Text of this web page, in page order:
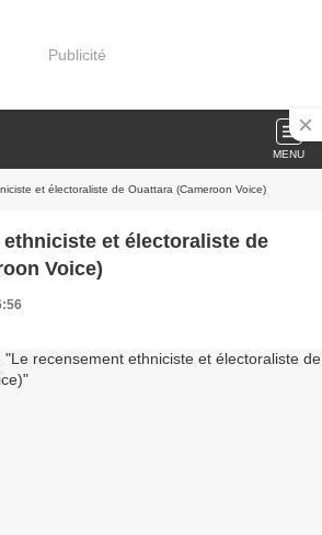
Publicité
MENU
et électoraliste de Ouattara (Cameroon Voice)
ethniciste et électoraliste de
Voice)